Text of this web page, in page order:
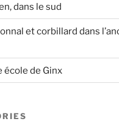
dans le sud
et corbillard dans
école de Ginx